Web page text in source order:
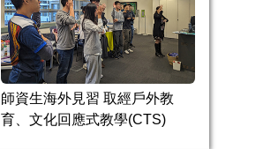
師資生海外見習 取經戶外教
育、文化回應式教學(CTS)